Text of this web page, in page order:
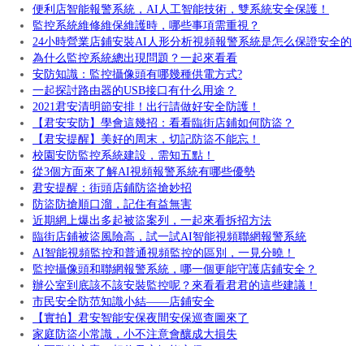
便利店智能報警系統，AI人工智能技術，雙系統安全保護！
監控系統維修維保維護時，哪些事項需重視？
24小時營業店鋪安裝AI人形分析視頻報警系統是怎么保證安全的
為什么監控系統總出現問題？一起來看看
安防知識：監控攝像頭有哪幾種供電方式?
一起探討路由器的USB接口有什么用途？
2021君安清明節安排！出行請做好安全防護！
【君安安防】學會這幾招：看看臨街店鋪如何防盜？
【君安提醒】美好的周末，切記防盜不能忘！
校園安防監控系統建設，需知五點！
從3個方面來了解AI視頻報警系統有哪些優勢
君安提醒：街頭店鋪防盜搶妙招
防盜防搶順口溜，記住有益無害
近期網上爆出多起被盜案列，一起來看拆招方法
臨街店鋪被盜風險高，試一試AI智能視頻聯網報警系統
AI智能視頻監控和普通視頻監控的區別，一見分曉！
監控攝像頭和聯網報警系統，哪一個更能守護店鋪安全？
辦公室到底該不該安裝監控呢？來看看君君的這些建議！
市民安全防范知識小結——店鋪安全
【實拍】君安智能安保夜間安保巡查圖來了
家庭防盜小常識，小不注意會釀成大損失